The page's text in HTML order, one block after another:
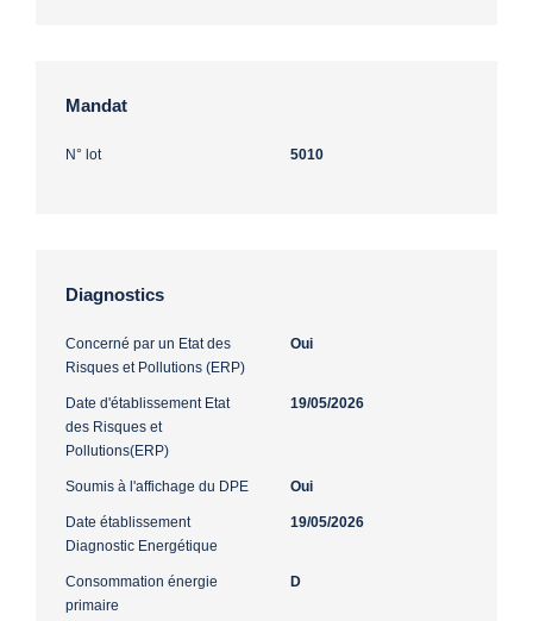
Mandat
N° lot 5010
Diagnostics
Concerné par un Etat des
Risques et Pollutions (ERP)
Oui
Date d'établissement Etat
des Risques et
Pollutions(ERP)
19/05/2026
Soumis à l'affichage du DPE Oui
Date établissement
Diagnostic Energétique
19/05/2026
Consommation énergie
primaire
D